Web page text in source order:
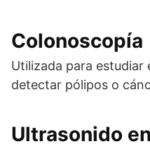
Colonoscopía
Utilizada para
detectar pólipos o
Ultrasonido